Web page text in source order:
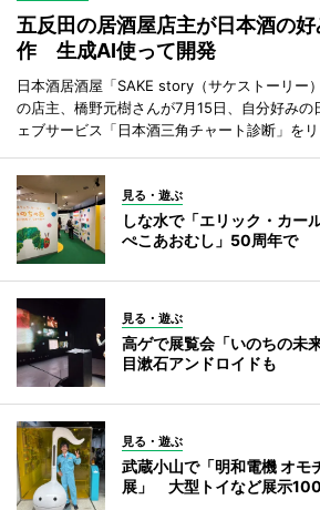
五反田の居酒屋店主が日本酒の
作 生成AI使って開発
日本酒居酒屋「SAKE story（サケストーリー
の店主、橋野元樹さんが7月15日、自分好みの
ェブサービス「日本酒三角チャート診断」をリ
見る・遊ぶ
しな水で「エリック・カ
ぺこあおむし」50周年で
見る・遊ぶ
高ゲで展覧会「いのちの
目漱石アンドロイドも
見る・遊ぶ
武蔵小山で「明和電機 オモ
展」 大型トイなど展示